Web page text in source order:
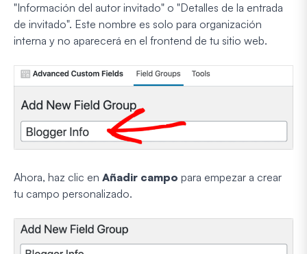
"Información del autor invitado" o "Detalles de la entrada
de invitado". Este nombre es solo para organización
interna y no aparecerá en el frontend de tu sitio web.
Ahora, haz clic en Añadir campo para empezar a crear
tu campo personalizado.